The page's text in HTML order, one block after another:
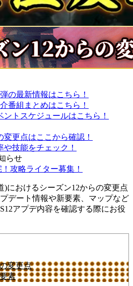
の最新情報はこちら！
番組まとめはこちら！
トスケジュールはこちら！
変更点はここから確認！
技能をチェック！
らせ
攻略ライター募集！
)におけるシーズン12からの変更点
デート情報や新要素、マップなど
アプデ内容を確認する際にお役
変更点
素